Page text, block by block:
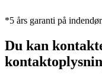
*5 års garanti på
Du kan